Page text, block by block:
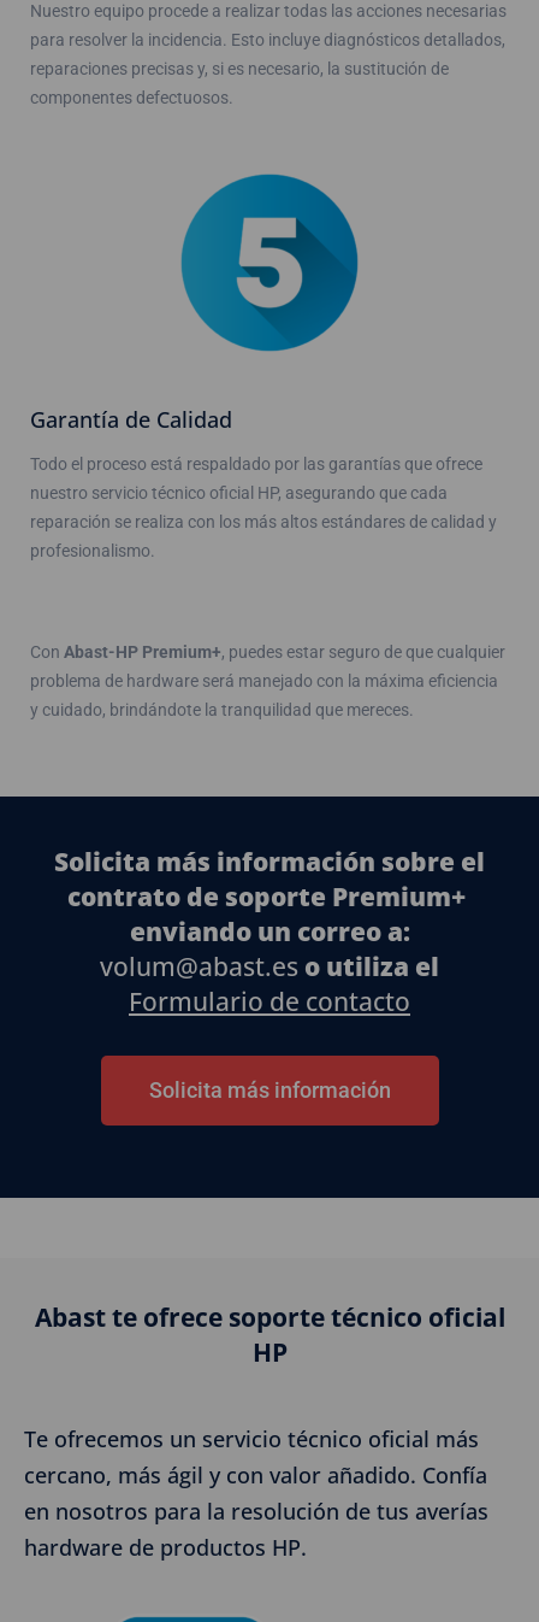
Nuestro equipo procede a realizar todas las acciones necesarias
para resolver la incidencia. Esto incluye diagnósticos detallados,
reparaciones precisas y, si es necesario, la sustitución de
componentes defectuosos.
Garantía de Calidad
Todo el proceso está respaldado por las garantías que ofrece
nuestro servicio técnico oficial HP, asegurando que cada
reparación se realiza con los más altos estándares de calidad y
profesionalismo.
Con Abast-HP Premium+, puedes estar seguro de que cualquier
problema de hardware será manejado con la máxima eficiencia
y cuidado, brindándote la tranquilidad que mereces.
Solicita más información sobre el
contrato de soporte Premium+
enviando un correo a:
volum@abast.es o utiliza el
Formulario de contacto
Solicita más información
Abast te ofrece soporte técnico oficial
HP
Te ofrecemos un servicio técnico oficial más
cercano, más ágil y con valor añadido. Confía
en nosotros para la resolución de tus averías
hardware de productos HP.